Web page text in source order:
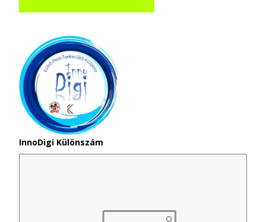
InnoDigi Különszám